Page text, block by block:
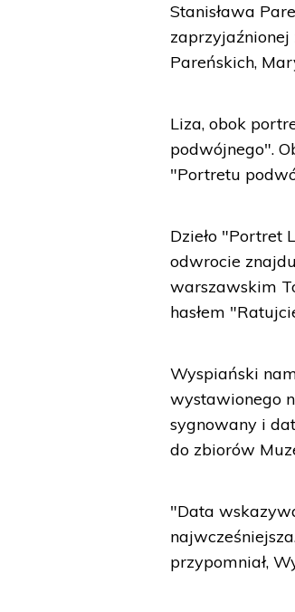
Stanisława
Pareńskich,
Liza, obok
podwójnego".
"Portretu
Dzieło "Portret
odwrocie
warszawskim
hasłem
Wyspiański
wystawionego
sygnowany i
do zbiorów
"Data
przypomniał,